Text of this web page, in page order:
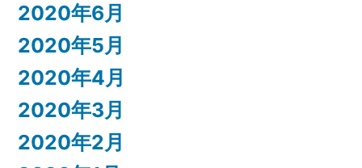
2020年6月
2020年5月
2020年4月
2020年3月
2020年2月